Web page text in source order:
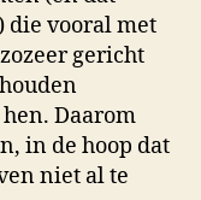
die vooral met
gericht
Daarom
in de hoop dat
niet al te